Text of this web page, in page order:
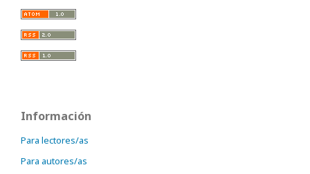
Información
Para lectores/as
Para autores/as